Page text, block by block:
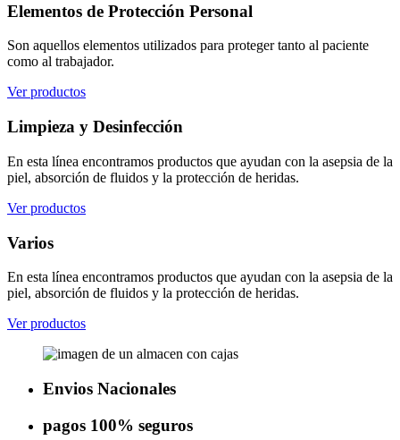
Elementos de Protección Personal
Son aquellos elementos utilizados para proteger tanto al paciente
como al trabajador.
Ver productos
Limpieza y Desinfección
En esta línea encontramos productos que ayudan con la asepsia de la
piel, absorción de fluidos y la protección de heridas.
Ver productos
Varios
En esta línea encontramos productos que ayudan con la asepsia de la
piel, absorción de fluidos y la protección de heridas.
Ver productos
Envios Nacionales
pagos 100% seguros